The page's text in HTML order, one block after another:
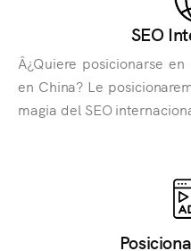
SEO
Â¿Quiere posicionarse
en China? Le
magia del SEO